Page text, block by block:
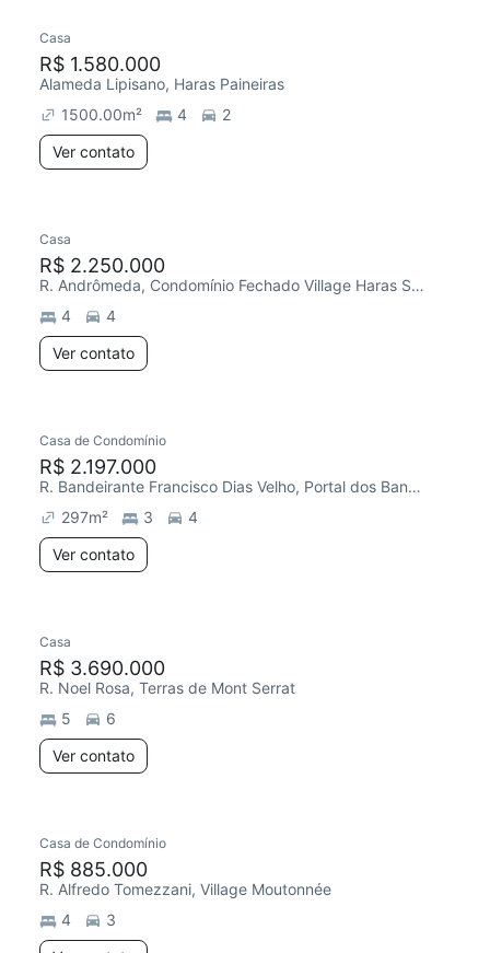
Casa
R$ 1.580.000
Alameda Lipisano, Haras Paineiras
1500.00m² 4
2
Ver contato
Casa
R$ 2.250.000
R. Andrômeda, Condomínio Fechado Village Haras São Luiz II
4
4
Ver contato
Casa de Condomínio
R$ 2.197.000
R. Bandeirante Francisco Dias Velho, Portal dos Bandeirantes Salto
297m² 3
4
Ver contato
Casa
R$ 3.690.000
R. Noel Rosa, Terras de Mont Serrat
5
6
Ver contato
Casa de Condomínio
R$ 885.000
R. Alfredo Tomezzani, Village Moutonnée
4
3